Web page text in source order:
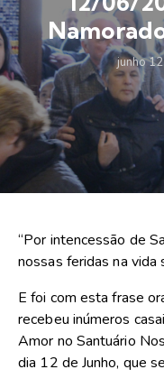
junho
“Por intencessão de
nossas feridas na vida
E foi com esta frase
recebeu inúmeros
Amor no Santuário
dia 12 de Junho, que